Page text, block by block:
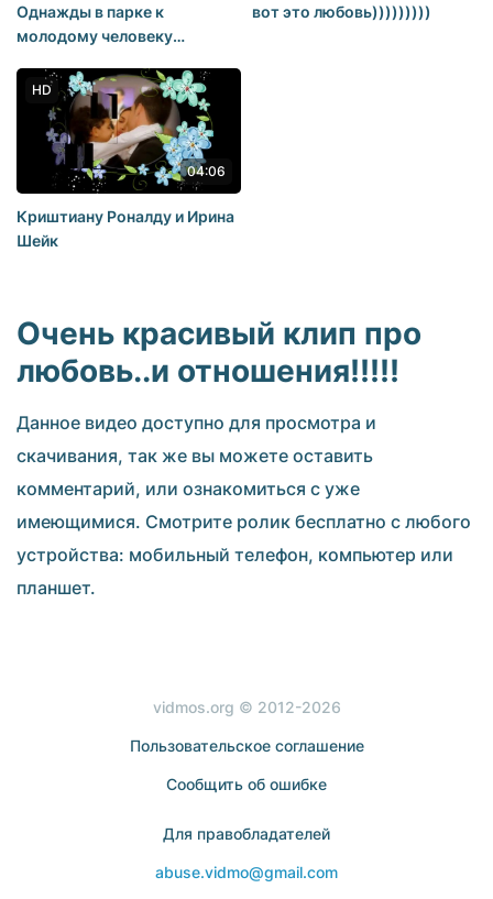
Однажды в парке к
молодому человеку
разговоре сообщает, что его
девушка умрёт через два
дня… любовь преданность
чувства ответствен
вот это любовь)))))))))
HD
04:06
Криштиану Роналду и Ирина
Шейк
Очень красивый клип про
любовь..и отношения!!!!!
Данное видео доступно для просмотра и
скачивания, так же вы можете оставить
комментарий, или ознакомиться с уже
имеющимися. Смотрите ролик бесплатно с любого
устройства: мобильный телефон, компьютер или
планшет.
vidmos.org © 2012-2026
Пользовательское соглашение
Сообщить об ошибке
Для правобладателей
abuse.vidmo@gmail.com